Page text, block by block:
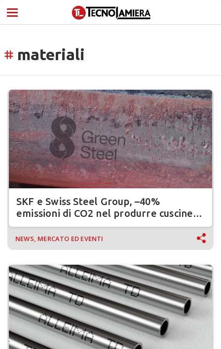
tag materiali
SKF e Swiss Steel Group, –40%
emissioni di CO2 nel produrre cuscinetti
volventi
NEWS, MERCATO ED EVENTI